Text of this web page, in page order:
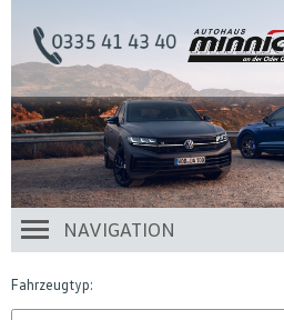
NAVIGATION
Fahrzeugtyp: